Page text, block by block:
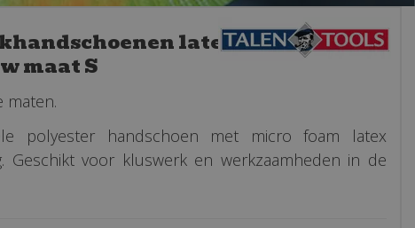
latex
maat S
maten.
polyester handschoen met micro foam latex
Geschikt voor kluswerk en werkzaamheden in de